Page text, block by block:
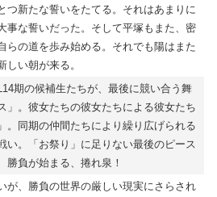
つ新たな誓いをたてる。それはあまりに
事な誓いだった。そして平塚もまた、密
らの道を歩み始める。それでも陽はまた
しい朝が来る。
期の候補生たちが、最後に競い合う舞
」。彼女たちの彼女たちによる彼女たち
。同期の仲間たちにより繰り広げられる
い。「お祭り」に足りない最後のピース
勝負が始まる、捲れ泉！
が、勝負の世界の厳しい現実にさらされ